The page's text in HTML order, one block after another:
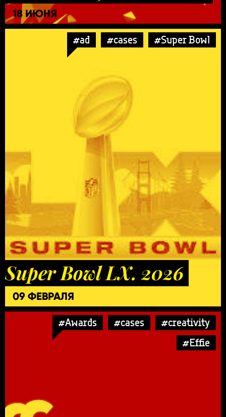
18 ИЮНЯ
#ad #cases #Super Bowl
Super Bowl LX. 2026
09 ФЕВРАЛЯ
#Awards #cases
#creativity
#Effie